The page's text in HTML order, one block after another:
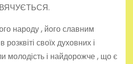
народу , його славним
своїх духовних і
молодість і найдорожче , що є